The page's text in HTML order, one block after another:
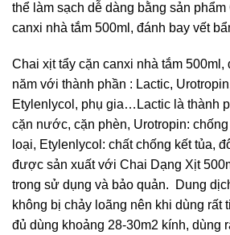
thể làm sạch dễ dàng bằng sản phẩm
canxi nhà tắm 500ml, đánh bay vết
Chai xịt tẩy cặn canxi nhà tắm 500ml,
năm với thành phần : Lactic,
Etylenlycol, phụ gia…Lactic là thành
cặn nước, cặn phèn, Urotropin:
loại, Etylenlycol: chất chống kết tủa,
được sản xuất với Chai Dạng Xịt
trong sử dụng và bảo quản. Dung
không bị chảy loãng nên khi dùng rất
đủ dùng khoảng 28-30m2 kính, dùng